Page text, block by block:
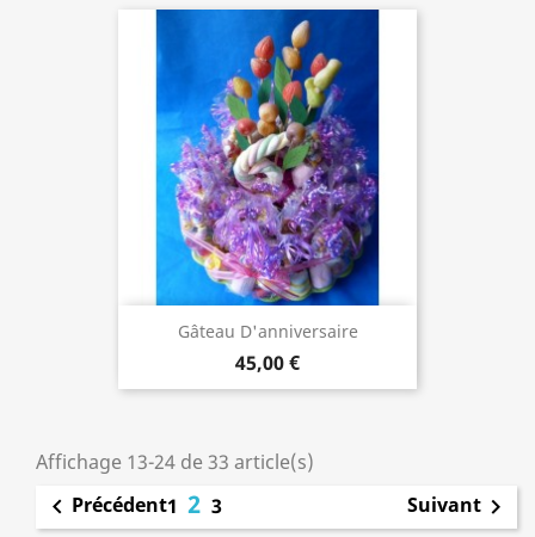
Gâteau D'anniversaire
45,00 €
Affichage 13-24 de 33 article(s)
 Précédent1 2 3 Suivant 